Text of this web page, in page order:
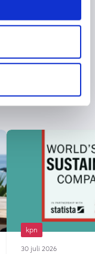
kpn
30 juli 2026